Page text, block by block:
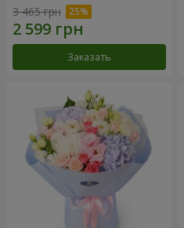
3 465 грн
Заказать